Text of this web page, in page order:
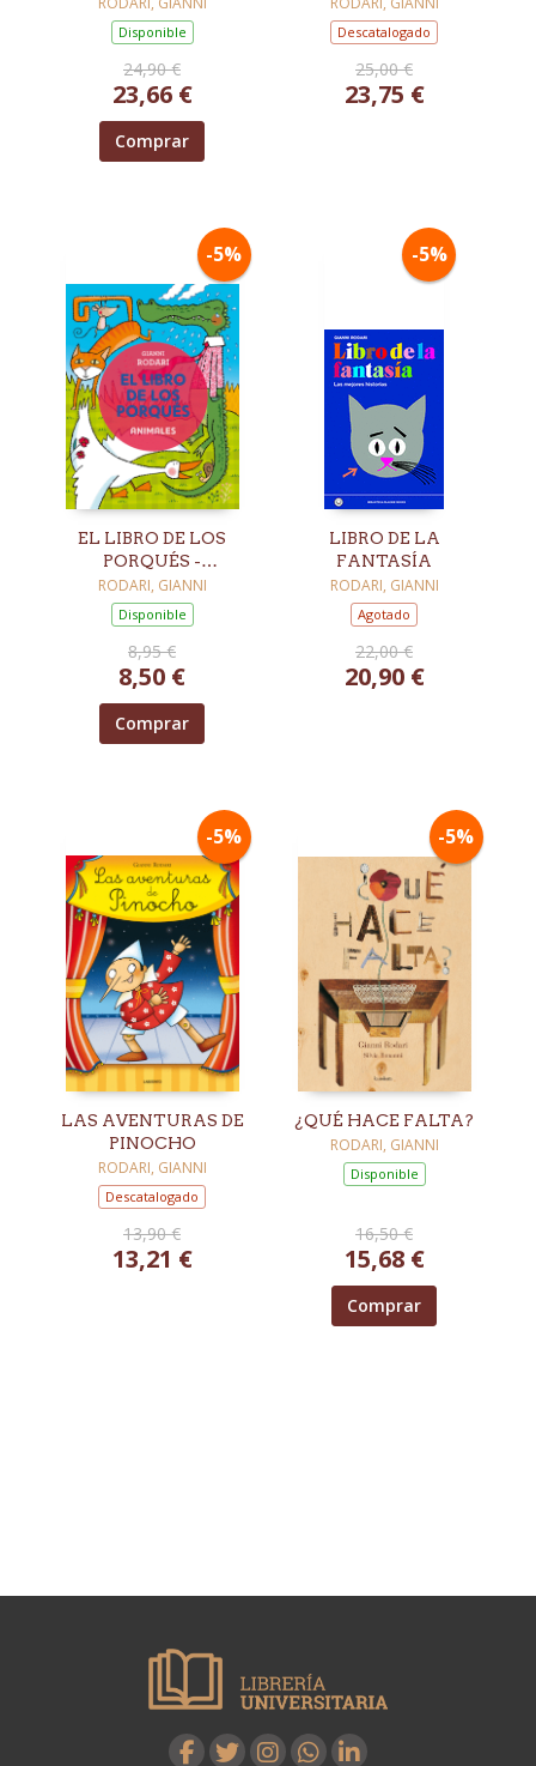
Disponible
24,90 €
23,66 €
Comprar
Descatalogado
25,00 €
23,75 €
-5%
EL LIBRO DE LOS
PORQUÉS -
ANIMALES
RODARI, GIANNI
Disponible
8,95 €
8,50 €
Comprar
-5%
LIBRO DE LA
FANTASÍA
RODARI, GIANNI
Agotado
22,00 €
20,90 €
-5%
LAS AVENTURAS DE
PINOCHO
RODARI, GIANNI
Descatalogado
13,90 €
13,21 €
-5%
¿QUÉ HACE FALTA?
RODARI, GIANNI
Disponible
16,50 €
15,68 €
Comprar